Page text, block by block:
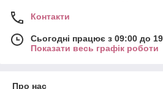
Контакти
Сьогодні працює з 09:00 до
Показати весь графік роботи
Про нас